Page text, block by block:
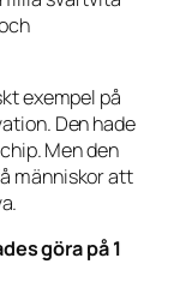
exempel på
Den hade
Men den
människor att
göra på 1